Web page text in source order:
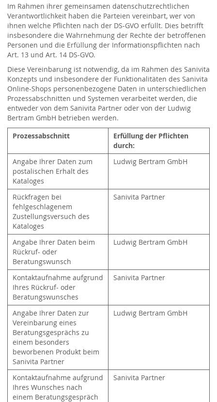
Im Rahmen ihrer gemeinsamen datenschutzrechtlichen
Verantwortlichkeit haben die Parteien vereinbart, wer von
ihnen welche Pflichten nach der DS-GVO erfüllt. Dies betrifft
insbesondere die Wahrnehmung der Rechte der betroffenen
Personen und die Erfüllung der Informationspflichten nach
Art. 13 und Art. 14 DS-GVO.
Diese Vereinbarung ist notwendig, da im Rahmen des Sanivita
Konzepts und insbesondere der Funktionalitäten des Sanivita
Online-Shops personenbezogene Daten in unterschiedlichen
Prozessabschnitten und Systemen verarbeitet werden, die
entweder von dem Sanivita Partner oder von der Ludwig
Bertram GmbH betrieben werden.
Prozessabschnitt
Erfüllung der Pflichten
durch:
Angabe Ihrer Daten zum
postalischen Erhalt des
Kataloges
Ludwig Bertram GmbH
Rückfragen bei
fehlgeschlagenem
Zustellungsversuch des
Kataloges
Sanivita Partner
Angabe Ihrer Daten beim
Rückruf- oder
Beratungswunsch
Ludwig Bertram GmbH
Kontaktaufnahme aufgrund
Ihres Rückruf- oder
Beratungswunsches
Sanivita Partner
Angabe Ihrer Daten zur
Vereinbarung eines
Beratungsgesprächs zu
einem besonders
beworbenen Produkt beim
Sanivita Partner
Ludwig Bertram GmbH
Kontaktaufnahme aufgrund
Ihres Wunsches nach
einem Beratungsgespräch
Sanivita Partner